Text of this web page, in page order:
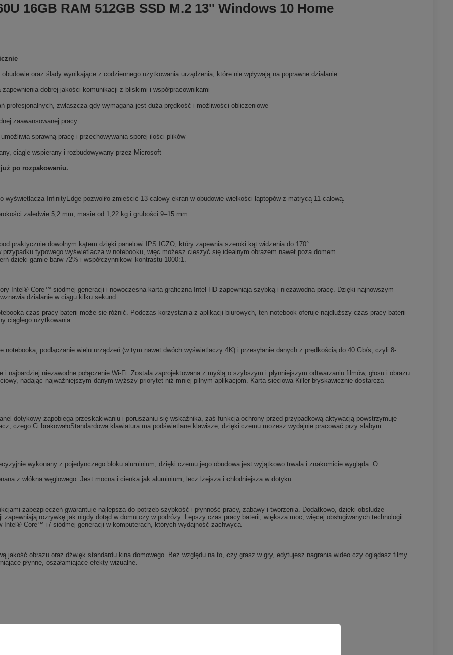
16GB RAM 512GB SSD M.2 13'' Windows 10 Home
oraz ślady wynikające z codziennego użytkowania urządzenia, które nie wpływają na poprawne działanie
zapewnienia dobrej jakości komunikacji z bliskimi i współpracownikami
profesjonalnych, zwłaszcza gdy wymagana jest duża prędkość i możliwości obliczeniowe
zaawansowanej pracy
sprawną pracę i przechowywania sporej ilości plików
ciągle wspierany i rozbudowywany przez Microsoft
po rozpakowaniu.
InfinityEdge pozwoliło zmieścić 13-calowy ekran w obudowie wielkości laptopów z matrycą 11-calową.
zaledwie 5,2 mm, masie od 1,22 kg i grubości 9–15 mm.
praktycznie dowolnym kątem dzięki panelowi IPS IGZO, który zapewnia szeroki kąt widzenia do 170°.
typowego wyświetlacza w notebooku, więc możesz cieszyć się idealnym obrazem nawet poza domem.
dzięki gamie barw 72% i współczynnikowi kontrastu 1000:1.
Intel® Core™ siódmej generacji i nowoczesna karta graficzna Intel HD zapewniają szybką i niezawodną pracę. Dzięki najnowszym
działanie w ciągu kilku sekund.
czas pracy baterii może się różnić. Podczas korzystania z aplikacji biurowych, ten notebook oferuje najdłuższy czas pracy baterii
ciągłego użytkowania.
notebooka, podłączanie wielu urządzeń (w tym nawet dwóch wyświetlaczy 4K) i przesyłanie danych z prędkością do 40 Gb/s, czyli 8-
najbardziej niezawodne połączenie Wi-Fi. Została zaprojektowana z myślą o szybszym i płynniejszym odtwarzaniu filmów, głosu i obrazu
nadając najważniejszym danym wyższy priorytet niż mniej pilnym aplikacjom. Karta sieciowa Killer błyskawicznie dostarcza
dotykowy zapobiega przeskakiwaniu i poruszaniu się wskaźnika, zaś funkcja ochrony przed przypadkową aktywacją powstrzymuje
czego Ci brakowałoStandardowa klawiatura ma podświetlane klawisze, dzięki czemu możesz wydajnie pracować przy słabym
wykonany z pojedynczego bloku aluminium, dzięki czemu jego obudowa jest wyjątkowo trwała i znakomicie wygląda. O
z włókna węglowego. Jest mocna i cienka jak aluminium, lecz lżejsza i chłodniejsza w dotyku.
zabezpieczeń gwarantuje najlepszą do potrzeb szybkość i płynność pracy, zabawy i tworzenia. Dodatkowo, dzięki obsłudze
rozrywkę jak nigdy dotąd w domu czy w podróży. Lepszy czas pracy baterii, większa moc, więcej obsługiwanych technologii
Core™ i7 siódmej generacji w komputerach, których wydajność zachwyca.
jakość obrazu oraz dźwięk standardu kina domowego. Bez względu na to, czy grasz w gry, edytujesz nagrania wideo czy oglądasz filmy.
płynne, oszałamiające efekty wizualne.
do newslettera Green